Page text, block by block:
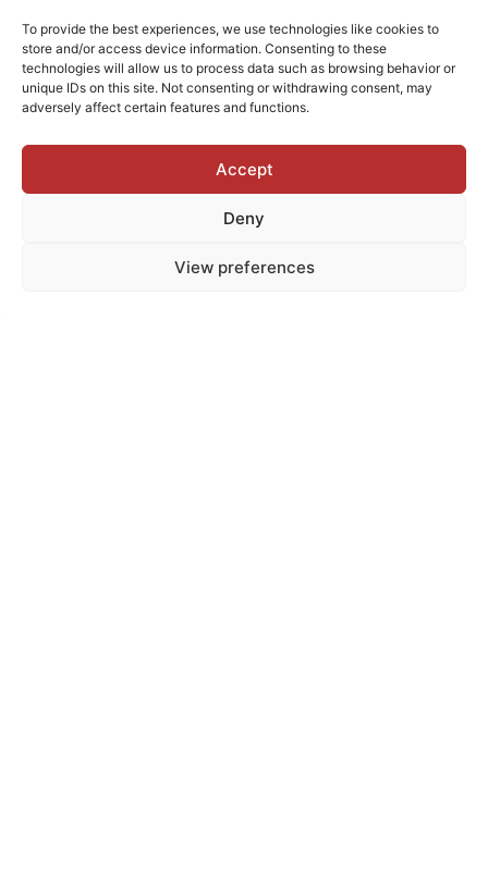
To provide the best experiences, we use technologies like cookies to
store and/or access device information. Consenting to these
technologies will allow us to process data such as browsing behavior or
unique IDs on this site. Not consenting or withdrawing consent, may
adversely affect certain features and functions.
Accept
Deny
View preferences
Ознакомитесь с Нью-Йорком в прогулочном
круизе с изысканным ужином, в
сопровождении джаза. В программе ужин из
трех блюд, неограниченные напитки и,
Свободное время